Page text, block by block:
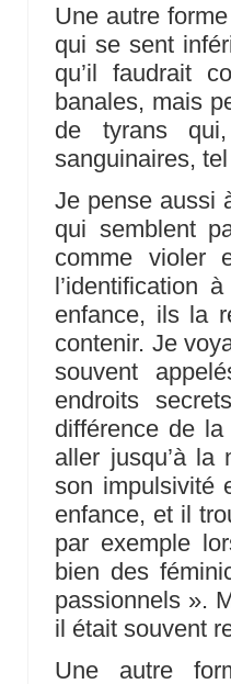
Une autre
qui se sent
qu’il faudrait
banales, mais
de tyrans qui,
sanguinaires,
Je pense aussi
qui semblent
comme violer
l’identification
enfance, ils la
contenir. Je
souvent
endroits
différence de
aller jusqu’à la
son impulsivité
enfance, et il
par exemple
bien des
passionnels ».
il était souvent
Une autre